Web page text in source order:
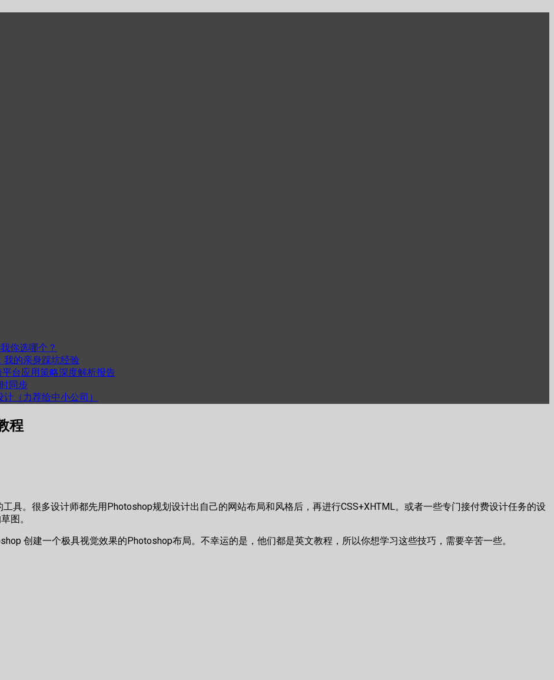
你选哪个？
我的亲身踩坑经验
台应用策略深度解析报告
同步
（力荐给中小公司）
程
具。很多设计师都先用Photoshop规划设计出自己的网站布局和风格后，再进行CSS+XHTML。或者一些专门接付费设计任务的设
图。
创建一个极具视觉效果的Photoshop布局。不幸运的是，他们都是英文教程，所以你想学习这些技巧，需要辛苦一些。